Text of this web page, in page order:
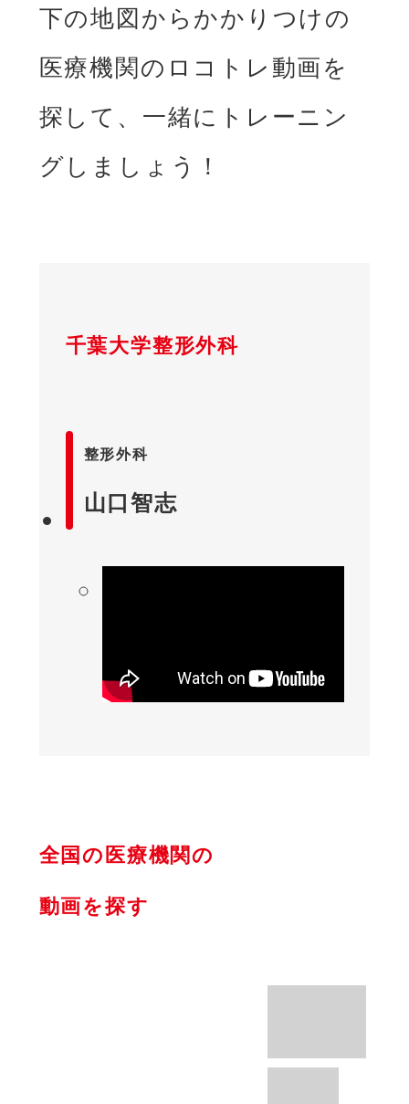
下の地図からかかりつけの
医療機関のロコトレ動画を
探して、一緒にトレーニン
グしましょう！
千葉大学整形外科
整形外科
山口智志
全国の医療機関の
動画を探す